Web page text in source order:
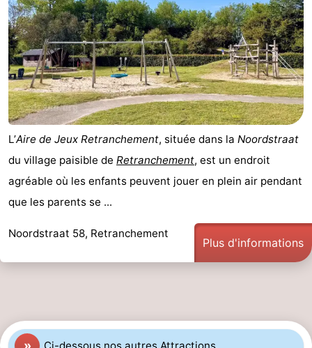
L’Aire de Jeux Retranchement, située dans la Noordstraat
du village paisible de Retranchement, est un endroit
agréable où les enfants peuvent jouer en plein air pendant
que les parents se ...
Noordstraat 58, Retranchement
Plus d'informations